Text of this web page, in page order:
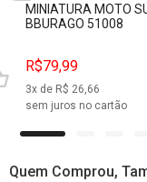
MINIATURA MOTO
BBURAGO 51008
R$79,99
3x de R$ 26,66
sem juros no cartão
Quem Comprou,